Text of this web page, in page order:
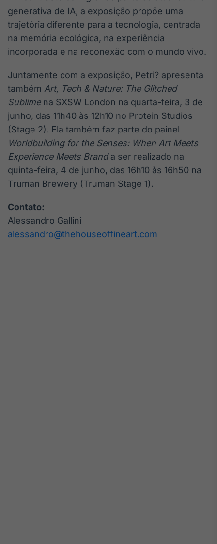
IA
Em breve
BroadFast
Gestão de
Investimentos
Em breve
Tokenização
generativa de IA, a exposição propõe uma
trajetória diferente para a tecnologia, centrada
na memória ecológica, na experiência
incorporada e na reconexão com o mundo vivo.
Juntamente com a exposição, Petri? apresenta
também Art, Tech & Nature: The Glitched
Sublimena SXSW London na quarta-feira, 3 de
junho, das 11h40 às 12h10 no Protein Studios
(Stage 2). Ela também faz parte do painel
Worldbuilding for the Senses: When Art Meets
Experience Meets Branda ser realizado na
quinta-feira, 4 de junho, das 16h10 às 16h50 na
Truman Brewery (Truman Stage 1).
Contato:
Alessandro Gallini
alessandro@thehouseoffineart.com